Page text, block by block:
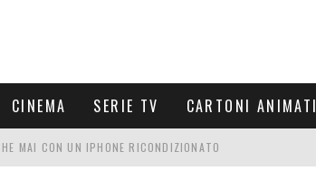
CINEMA SERIE TV CARTONI ANIMATI
MAI CON UN IPHONE RICONDIZIONATO